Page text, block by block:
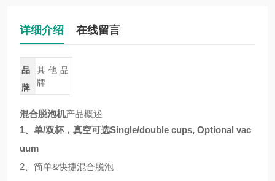
详细介绍 在线留言
品
牌
其他品
牌
混合脱泡机产品概述
1、单/双杯，真空可选Single/double cups, Optional vac
uum
2、简单&快捷混合脱泡